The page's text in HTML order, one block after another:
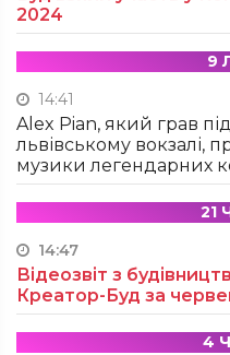
2024
9
14:41
Alex Pian, який грав
львівському вокзалі,
музики легендарних
21
14:47
Відеозвіт з
Креатор-Буд за
4